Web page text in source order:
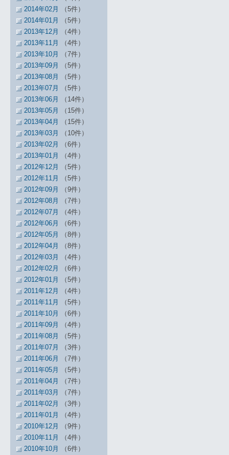
2014年02月
（5件）
2014年01月
（5件）
2013年12月
（4件）
2013年11月
（4件）
2013年10月
（7件）
2013年09月
（5件）
2013年08月
（5件）
2013年07月
（5件）
2013年06月
（14件）
2013年05月
（15件）
2013年04月
（15件）
2013年03月
（10件）
2013年02月
（6件）
2013年01月
（4件）
2012年12月
（5件）
2012年11月
（5件）
2012年09月
（9件）
2012年08月
（7件）
2012年07月
（4件）
2012年06月
（6件）
2012年05月
（8件）
2012年04月
（8件）
2012年03月
（4件）
2012年02月
（6件）
2012年01月
（5件）
2011年12月
（4件）
2011年11月
（5件）
2011年10月
（6件）
2011年09月
（4件）
2011年08月
（5件）
2011年07月
（3件）
2011年06月
（7件）
2011年05月
（5件）
2011年04月
（7件）
2011年03月
（7件）
2011年02月
（3件）
2011年01月
（4件）
2010年12月
（9件）
2010年11月
（4件）
2010年10月
（6件）